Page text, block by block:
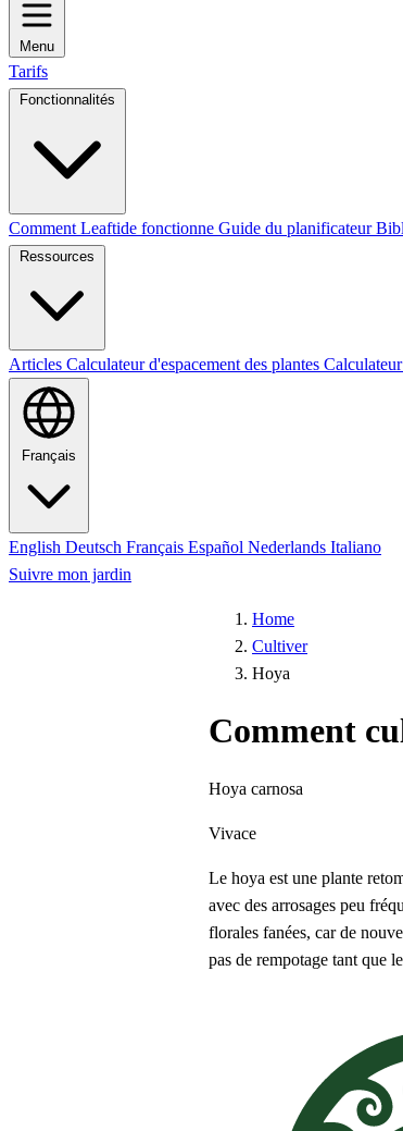
Menu
Tarifs
Fonctionnalités
Comment Leaftide fonctionne Guide du planificateur
Ressources
Articles Calculateur d'espacement des plantes
Français
English Deutsch Français Español Nederlands Italiano
Suivre mon jardin
Home
Cultiver
Hoya
Comment
Hoya carnosa
Vivace
Le hoya est une plante
avec des arrosages peu
florales fanées, car de
pas de rempotage tant que